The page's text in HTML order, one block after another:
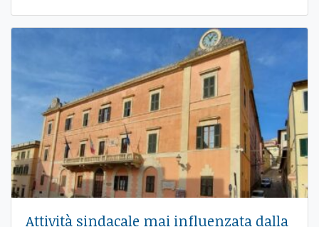
Attività sindacale mai influenzata dalla